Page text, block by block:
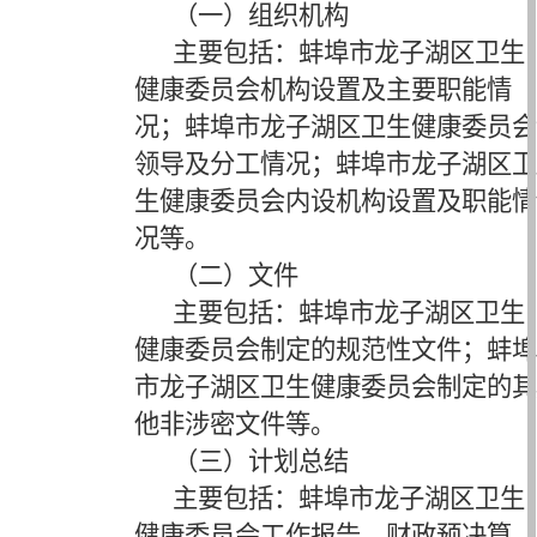
（一）组织机构
主要包括： 蚌埠市龙子湖区卫生
健康委员会机构设置及主要职能情
况； 蚌埠市龙子湖区卫生健康委员会
领导及分工情况； 蚌埠市龙子湖区卫
生健康委员会内设机构设置及职能情
况等。
（二）文件
主要包括： 蚌埠市龙子湖区卫生
健康委员会制定的规范性文件； 蚌埠
市龙子湖区卫生健康委员会制定的其
他非涉密文件等。
（三）计划总结
主要包括： 蚌埠市龙子湖区卫生